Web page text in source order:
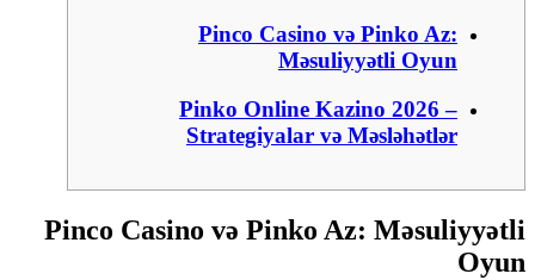
Pinco Casino və Pinko Az:
Məsuliyyətli Oyun
Pinko Online Kazino 2026 –
Strategiyalar və Məsləhətlər
Pinco Casino və Pinko Az: Məsuliyyətli
Oyun